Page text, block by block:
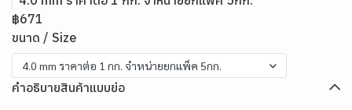
฿671
ขนาด / Size
4.0 mm ราคาต่อ 1 กก. จำหน่ายยกแพ็ค 5กก.
คำอธิบายสินค้าแบบย่อ